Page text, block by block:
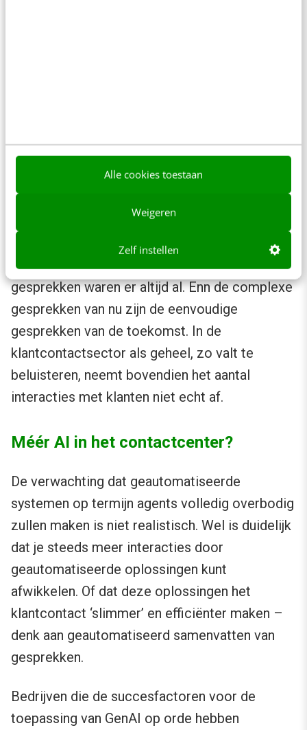
Alle cookies toestaan
Weigeren
Zelf instellen
Daarnaast is deROI van GenAI-toepassingen
niet altijd gemakkelijk te meten. Veelgehoord
argument is bijvoorbeeld dat met het
automatiseren van eenvoudige gesprekken er
meer tijd komt voor complexe gesprekken,
maar dat is een beetje gezocht. Die complexe
gesprekken waren er altijd al. Enn de complexe
gesprekken van nu zijn de eenvoudige
gesprekken van de toekomst. In de
klantcontactsector als geheel, zo valt te
beluisteren, neemt bovendien het aantal
interacties met klanten niet echt af.
Méér AI in het contactcenter?
De verwachting dat geautomatiseerde
systemen op termijn agents volledig overbodig
zullen maken is niet realistisch. Wel is duidelijk
dat je steeds meer interacties door
geautomatiseerde oplossingen kunt
afwikkelen. Of dat deze oplossingen het
klantcontact ‘slimmer’ en efficiënter maken –
denk aan geautomatiseerd samenvatten van
gesprekken.
Bedrijven die de succesfactoren voor de
toepassing van GenAI op orde hebben